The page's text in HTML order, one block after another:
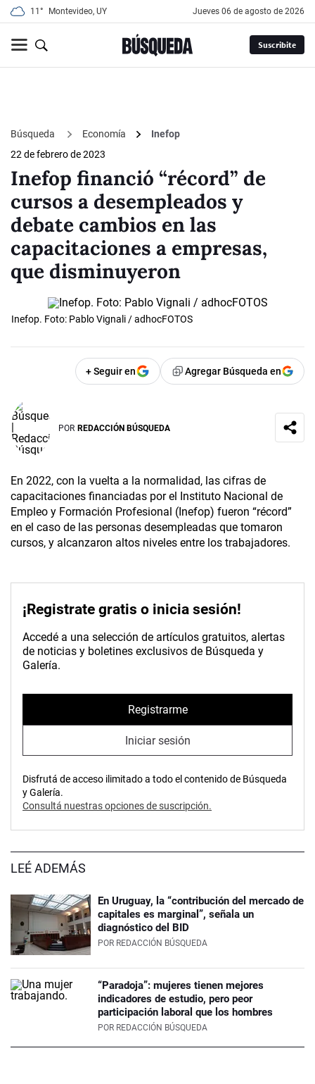
11° Montevideo, UY jueves 06 de agosto de 2026
Suscribite
Búsqueda Economía
Inefop
22 de febrero de 2023
Inefop financió “récord” de
cursos a desempleados y
debate cambios en las
capacitaciones a empresas,
que disminuyeron
Inefop. Foto: Pablo Vignali / adhocFOTOS
+ Seguir en Agregar Búsqueda en
POR REDACCIÓN BÚSQUEDA
En 2022, con la vuelta a la normalidad, las cifras de
capacitaciones financiadas por el Instituto Nacional de
Empleo y Formación Profesional (Inefop) fueron “récord”
en el caso de las personas desempleadas que tomaron
cursos, y alcanzaron altos niveles entre los trabajadores.
¡Registrate gratis o inicia sesión!
Accedé a una selección de artículos gratuitos, alertas
de noticias y boletines exclusivos de Búsqueda y
Galería.
Registrarme
Iniciar sesión
Disfrutá de acceso ilimitado a todo el contenido de Búsqueda
y Galería.
Consultá nuestras opciones de suscripción.
LEÉ ADEMÁS
En Uruguay, la “contribución del mercado de
capitales es marginal”, señala un
diagnóstico del BID
POR REDACCIÓN BÚSQUEDA
“Paradoja”: mujeres tienen mejores
indicadores de estudio, pero peor
participación laboral que los hombres
POR REDACCIÓN BÚSQUEDA